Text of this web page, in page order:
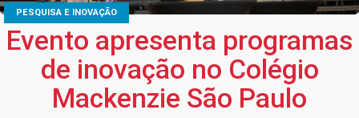
PESQUISA E INOVAÇÃO
Evento apresenta programas
de inovação no Colégio
Mackenzie São Paulo